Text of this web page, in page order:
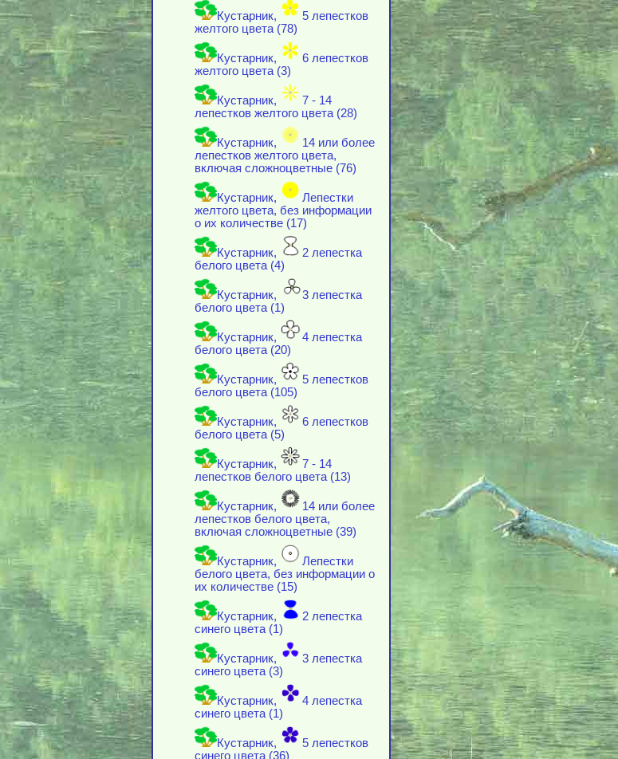
Кустарник,
5 лепестков
желтого цвета (78)
Кустарник,
6 лепестков
желтого цвета (3)
Кустарник,
7 - 14
лепестков желтого цвета (28)
Кустарник,
14 или более
лепестков желтого цвета,
включая cложноцветные (76)
Кустарник,
Лепестки
желтого цвета, без информации
о их количестве (17)
Кустарник,
2 лепестка
белого цвета (4)
Кустарник,
3 лепестка
белого цвета (1)
Кустарник,
4 лепестка
белого цвета (20)
Кустарник,
5 лепестков
белого цвета (105)
Кустарник,
6 лепестков
белого цвета (5)
Кустарник,
7 - 14
лепестков белого цвета (13)
Кустарник,
14 или более
лепестков белого цвета,
включая cложноцветные (39)
Кустарник,
Лепестки
белого цвета, без информации о
их количестве (15)
Кустарник,
2 лепестка
синего цвета (1)
Кустарник,
3 лепестка
синего цвета (3)
Кустарник,
4 лепестка
синего цвета (1)
Кустарник,
5 лепестков
синего цвета (36)